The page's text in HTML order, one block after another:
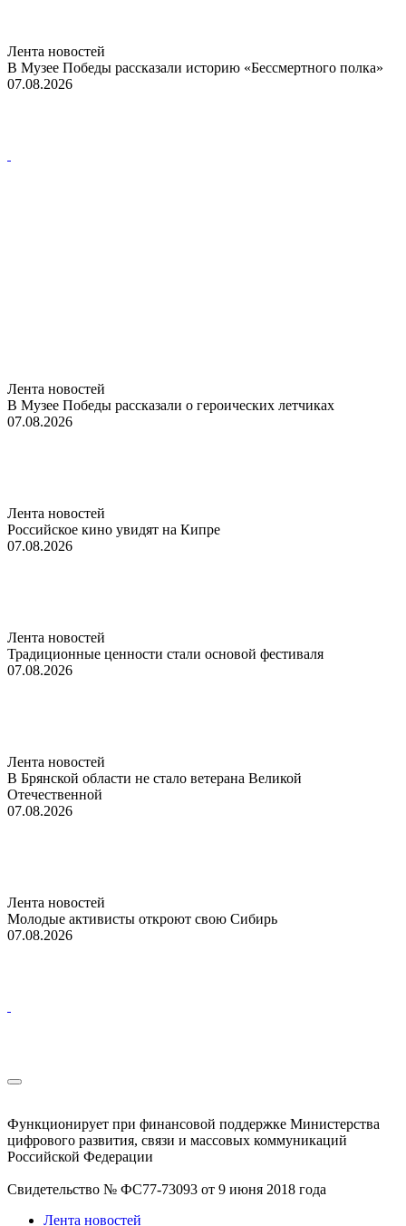
Лента новостей
В Музее Победы рассказали историю «Бессмертного полка»
07.08.2026
Лента новостей
В Музее Победы рассказали о героических летчиках
07.08.2026
Лента новостей
Российское кино увидят на Кипре
07.08.2026
Лента новостей
Традиционные ценности стали основой фестиваля
07.08.2026
Лента новостей
В Брянской области не стало ветерана Великой
Отечественной
07.08.2026
Лента новостей
Молодые активисты откроют свою Сибирь
07.08.2026
Функционирует при финансовой поддержке Министерства
цифрового развития, связи и массовых коммуникаций
Российской Федерации
Свидетельство № ФС77-73093 от 9 июня 2018 года
Лента новостей